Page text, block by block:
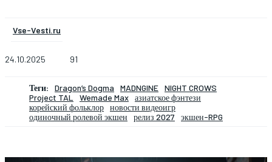
Vse-Vesti.ru
24.10.2025 91
Теги: Dragon’s Dogma MADNGINE NIGHT CROWS
Project TAL Wemade Max азиатское фэнтези
корейский фольклор новости видеоигр
одиночный ролевой экшен
релиз 2027 экшен-RPG